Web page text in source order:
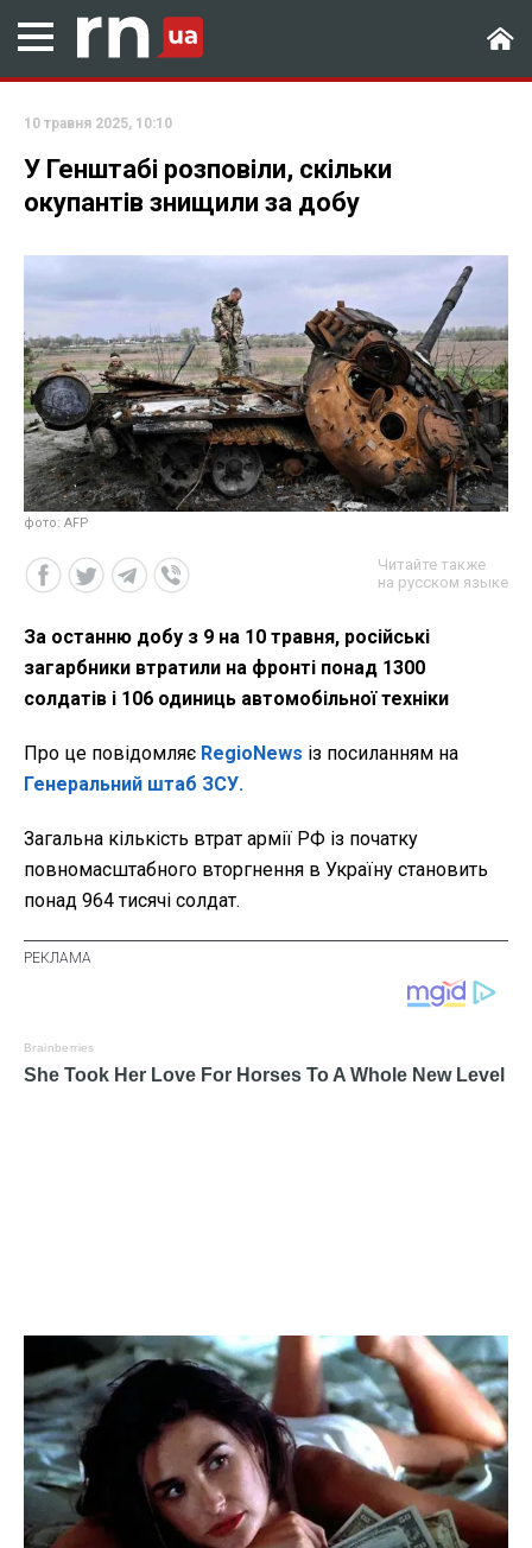
10 травня 2025, 10:10
У Генштабі розповіли, скільки
окупантів знищили за добу
фото: AFP
Читайте также
на русском языке
За останню добу з 9 на 10 травня, російські
загарбники втратили на фронті понад 1300
солдатів і 106 одиниць автомобільної техніки
Про це повідомляє RegioNews із посиланням на
Генеральний штаб ЗСУ.
Загальна кількість втрат армії РФ із початку
повномасштабного вторгнення в Україну становить
понад 964 тисячі солдат.